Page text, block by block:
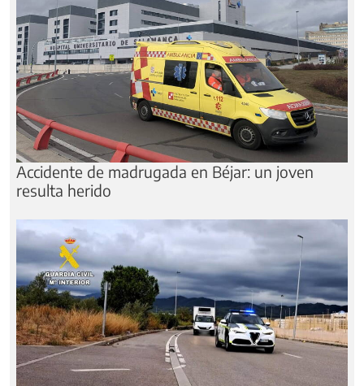
Accidente de madrugada en Béjar: un joven
resulta herido